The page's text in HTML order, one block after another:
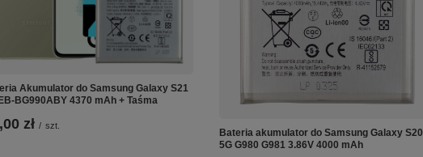
Akumulator do Samsung Galaxy S21
BG990ABY 4370 mAh + Taśma
zł / szt.
Bateria akumulator do Samsung Galaxy S20
5G G980 G981 3.86V 4000 mAh